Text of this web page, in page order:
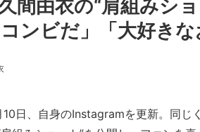
間由衣の“肩組みシ
ンビだ」「大好きな
日、自身のInstagramを更新。同じく